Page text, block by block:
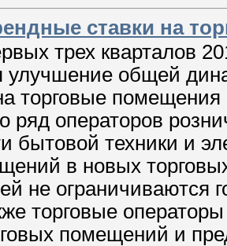
ставки на
трех кварталов
улучшение общей
торговые
ряд операторов
бытовой техники и
в новых
не
торговые
помещений и